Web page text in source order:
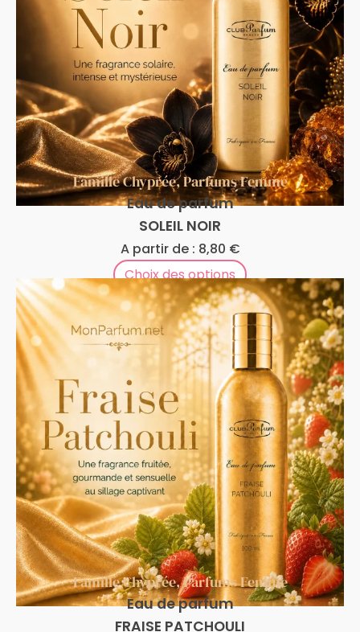
Famille Chyprée,Parfums Femme
Eau de parfum
SOLEIL NOIR
A partir de : 8,80 €
Choix des options
Famille Chyprée,Parfums Femme
Eau de parfum
FRAISE PATCHOULI